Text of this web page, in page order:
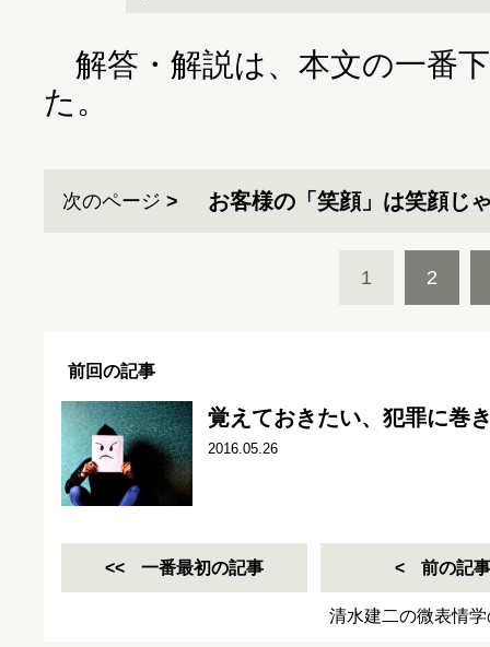
解答・解説は、本文の一番
た。
次のページ お客様の「笑顔」は笑顔じ
1 2
前回の記事
覚えておきたい、犯罪に巻
2016.05.26
一番最初の記事 前の記事
清水建二の微表情